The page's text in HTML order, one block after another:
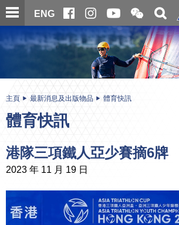
跳
至
內
ENG
開
合
微
信
二
維
碼
關
搜
尋
内
主頁 最新消息及出版物品 體育快訊
體育快訊
港隊三項鐵人亞少賽摘6牌
2023 年 11 月 19 日